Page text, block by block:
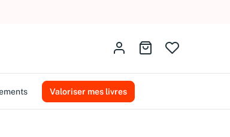
Identifiez-vousAller au panier
Valoriser mes livres